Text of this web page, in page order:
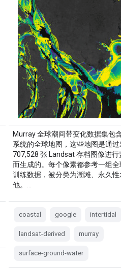
Murray 全球潮间带变化数据集包
系统的全球地图，这些地图是通过
707,528 张 Landsat 存档图像进行
而生成的。每个像素都参考一组
训练数据，被分类为潮滩、永久
他。…
coastal google intertidal
landsat-derived murray
surface-ground-water